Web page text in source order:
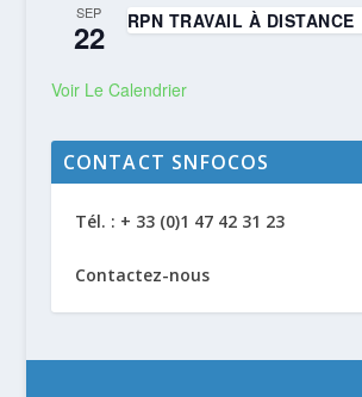
SEP
22 RPN TRAVAIL À DISTANCE
Voir Le Calendrier
CONTACT SNFOCOS
Tél. : + 33 (0)1 47 42 31 23
Contactez-nous